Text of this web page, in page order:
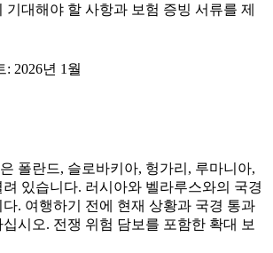
기대해야 할 사항과 보험 증빙 서류를 제
: 2026년 1월
폴란드, 슬로바키아, 헝가리, 루마니아,
있습니다. 러시아와 벨라루스와의 국경
. 여행하기 전에 현재 상황과 국경 통과
시오. 전쟁 위험 담보를 포함한 확대 보